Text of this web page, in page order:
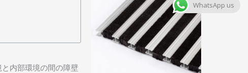
内部環境の間の障壁
WhatsApp us